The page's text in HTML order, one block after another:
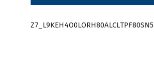
Z7_L9KEH4O0LORH80ALCLTPF80SN5